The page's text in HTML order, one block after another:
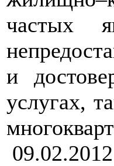
частых
и
услугах,
09.02.2012